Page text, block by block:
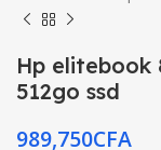
Hp elitebook
512go ssd
989,750CFA